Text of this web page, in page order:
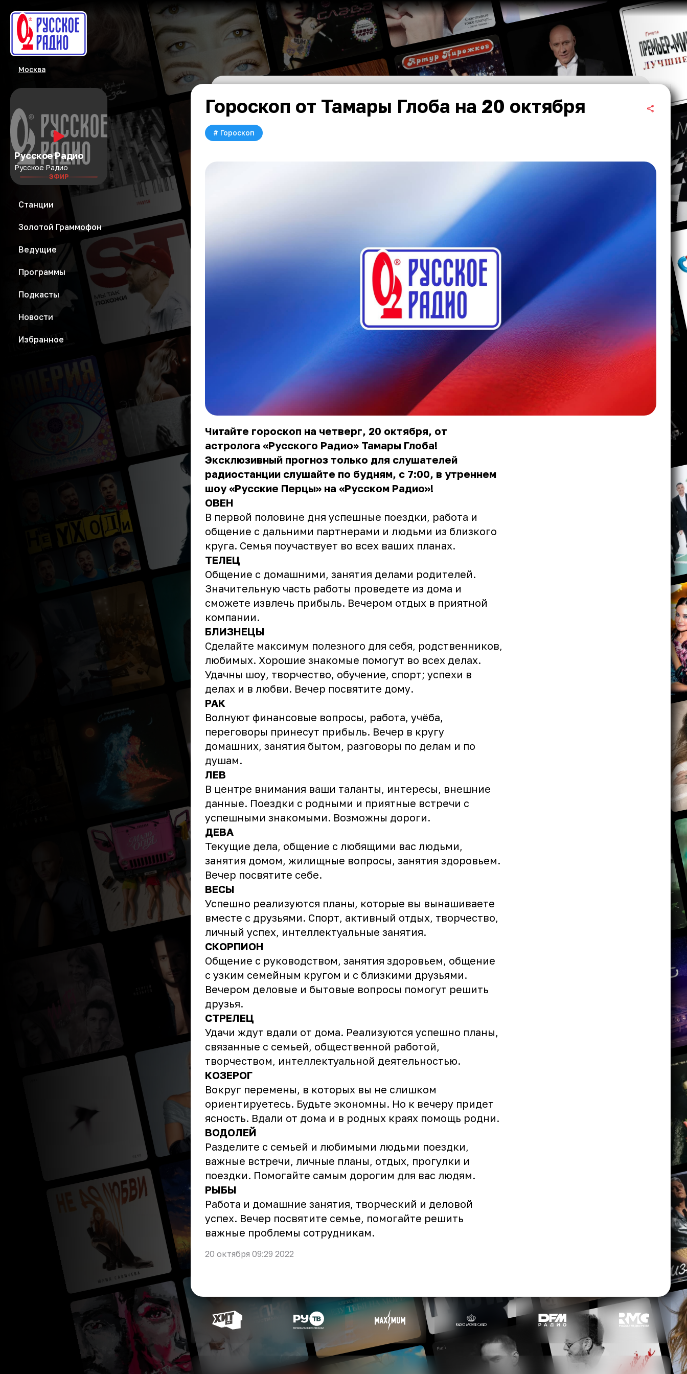
Москва
Русское Радио
Русское Радио
ЭФИР
Станции
Золотой Граммофон
Ведущие
Программы
Подкасты
Новости
Избранное
Гороскоп от Тамары Глоба на 20 октября
# Гороскоп
Читайте гороскоп на четверг, 20 октября, от
астролога «Русского Радио» Тамары Глоба!
Эксклюзивный прогноз только для слушателей
радиостанции слушайте по будням, с 7:00, в утреннем
шоу «Русские Перцы» на «Русском Радио»!
ОВЕН
В первой половине дня успешные поездки, работа и
общение с дальними партнерами и людьми из близкого
круга. Семья поучаствует во всех ваших планах.
ТЕЛЕЦ
Общение с домашними, занятия делами родителей.
Значительную часть работы проведете из дома и
сможете извлечь прибыль. Вечером отдых в приятной
компании.
БЛИЗНЕЦЫ
Сделайте максимум полезного для себя, родственников,
любимых. Хорошие знакомые помогут во всех делах.
Удачны шоу, творчество, обучение, спорт; успехи в
делах и в любви. Вечер посвятите дому.
РАК
Волнуют финансовые вопросы, работа, учёба,
переговоры принесут прибыль. Вечер в кругу
домашних, занятия бытом, разговоры по делам и по
душам.
ЛЕВ
В центре внимания ваши таланты, интересы, внешние
данные. Поездки с родными и приятные встречи с
успешными знакомыми. Возможны дороги.
ДЕВА
Текущие дела, общение с любящими вас людьми,
занятия домом, жилищные вопросы, занятия здоровьем.
Вечер посвятите себе.
ВЕСЫ
Успешно реализуются планы, которые вы вынашиваете
вместе с друзьями. Спорт, активный отдых, творчество,
личный успех, интеллектуальные занятия.
СКОРПИОН
Общение с руководством, занятия здоровьем, общение
с узким семейным кругом и с близкими друзьями.
Вечером деловые и бытовые вопросы помогут решить
друзья.
СТРЕЛЕЦ
Удачи ждут вдали от дома. Реализуются успешно планы,
связанные с семьей, общественной работой,
творчеством, интеллектуальной деятельностью.
КОЗЕРОГ
Вокруг перемены, в которых вы не слишком
ориентируетесь. Будьте экономны. Но к вечеру придет
ясность. Вдали от дома и в родных краях помощь родни.
ВОДОЛЕЙ
Разделите с семьей и любимыми людьми поездки,
важные встречи, личные планы, отдых, прогулки и
поездки. Помогайте самым дорогим для вас людям.
РЫБЫ
Работа и домашние занятия, творческий и деловой
успех. Вечер посвятите семье, помогайте решить
важные проблемы сотрудникам.
20 октября 09:29 2022